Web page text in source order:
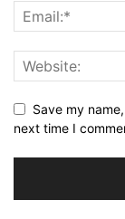
Save my
next time I